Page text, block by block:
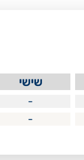
שישי
-
-